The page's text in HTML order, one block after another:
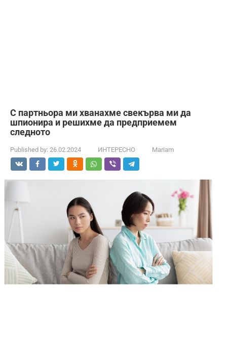
С партньора ми хванахме свекърва ми да
шпионира и решихме да предприемем
следното
Published by: 26.02.2024 ИНТЕРЕСНО Mariam